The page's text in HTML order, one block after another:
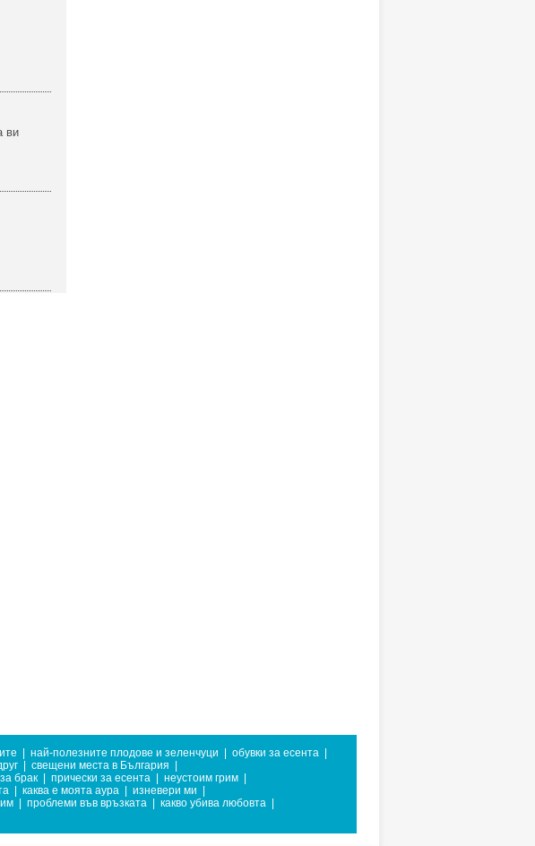
ви
най-полезните плодове и зеленчуци обувки за есента
свещени места в България
брак прически за есента неустоим грим
каква е моята аура изневери ми
проблеми във връзката какво убива любовта